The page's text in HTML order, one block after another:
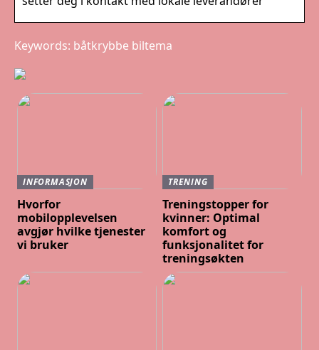
Keywords: båtkrybbe biltema
INFORMASJON
Hvorfor
mobilopplevelsen
avgjør hvilke tjenester
vi bruker
TRENING
Treningstopper for
kvinner: Optimal
komfort og
funksjonalitet for
treningsøkten